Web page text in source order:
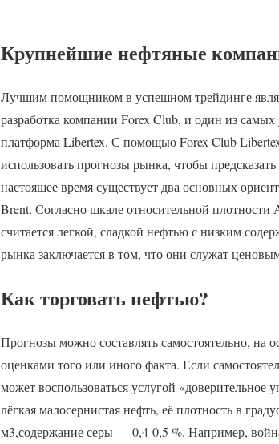
Крупнейшие нефтяные
Лучшим помощником в успешном трейдинге
разработка компании Forex Club, и один из
платформа Libertex. С помощью Forex Club
использовать прогнозы рынка, чтобы
настоящее время существует два основных
Brent. Согласно шкале относительной
считается легкой, сладкой нефтью с низким
рынка заключается в том, что они служат
Как торговать нефтью?
Прогнозы можно составлять самостоятельно, на
оценками того или иного факта. Если
может воспользоваться услугой
лёгкая малосернистая нефть, её плотность в
м3,содержание серы — 0,4-0,5 %. Например,